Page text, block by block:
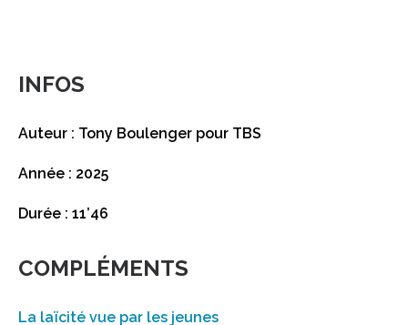
INFOS
Auteur : Tony Boulenger pour TBS
Année : 2025
Durée : 11’46
COMPLÉMENTS
La laïcité vue par les jeunes